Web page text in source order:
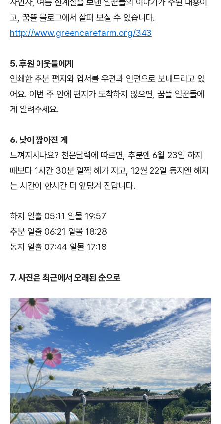
사인사, 여름 한계절을 보낸 일꾼들의 이야기가 주된 내용이
고, 꿈뜰 블로그에서 살펴 보실 수 있습니다.
http://www.greencarefarm.org/343
5. 후원 이웃들에게
인쇄한 추분 편지와 엽서를 우편과 인편으로 보내드리고 있
어요. 이번 주 안에 편지가 도착하지 않으면, 꿈뜰 일꾼들에
게 알려주세요.
6. 낮이 짧아진 게
느껴지시나요? 천문달력에 따르면, 추분엔 6월 23일 하지
때보다 1시간 30분 일찍 해가 지고, 12월 22일 동지엔 해지
는 시간이 한시간 더 앞당겨 진답니다.
하지 일출 05:11 일몰 19:57
추분 일출 06:21 일몰 18:28
동지 일출 07:44 일몰 17:18
7. 사진은 최근에서 오래된 순으로